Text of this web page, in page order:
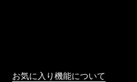
お気に入り機能について